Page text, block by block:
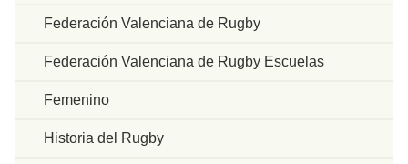
Federación Valenciana de Rugby
Federación Valenciana de Rugby Escuelas
Femenino
Historia del Rugby